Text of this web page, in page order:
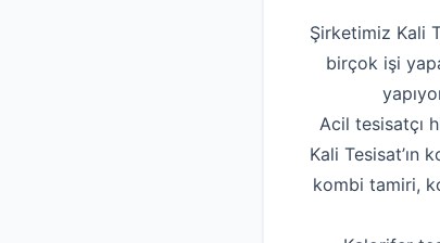
Şirketimiz Kali
birçok işi
Acil tesisatçı
Kali Tesisat’ın
kombi tamiri,